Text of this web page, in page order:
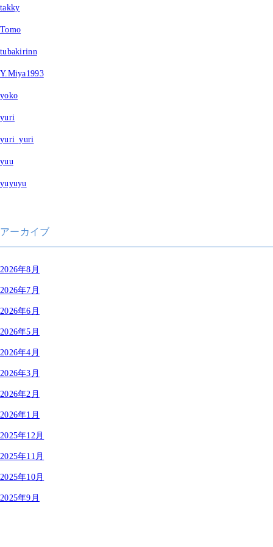
takky
Tomo
tubakirinn
Y.Miya1993
yoko
yuri
yuri_yuri
yuu
yuyuyu
アーカイブ
2026年8月
2026年7月
2026年6月
2026年5月
2026年4月
2026年3月
2026年2月
2026年1月
2025年12月
2025年11月
2025年10月
2025年9月